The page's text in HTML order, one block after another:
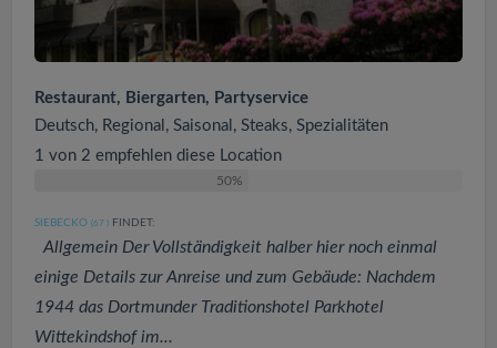
Restaurant, Biergarten, Partyservice
Deutsch, Regional, Saisonal, Steaks, Spezialitäten
1 von 2 empfehlen diese Location
50%
SIEBECKO (67 ) FINDET:
Allgemein Der Vollständigkeit halber hier noch einmal
einige Details zur Anreise und zum Gebäude: Nachdem
1944 das Dortmunder Traditionshotel Parkhotel
Wittekindshof im...